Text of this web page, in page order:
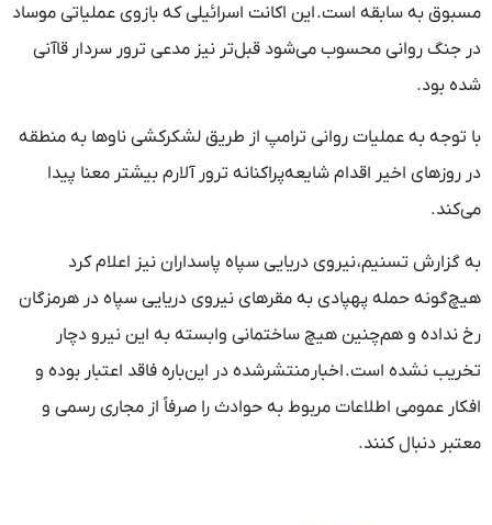
مسبوق به سابقه است. این اکانت اسرائیلی که بازوی عملیاتی موساد
در جنگ روانی محسوب می‌شود قبل‌تر نیز مدعی ترور سردار قاآنی
شده بود.
با توجه به عملیات روانی ترامپ از طریق لشکرکشی ناوها به منطقه
در روزهای اخیر اقدام شایعه‌پراکنانه ترور آلارم بیشتر معنا پیدا
می‌کند.
به گزارش تسنیم، نیروی دریایی سپاه پاسداران نیز اعلام کرد
هیچ‌گونه حمله پهپادی به مقرهای نیروی دریایی سپاه در هرمزگان
رخ نداده و هم‌چنین هیچ ساختمانی وابسته به این نیرو دچار
تخریب نشده است. اخبار منتشرشده در این‌باره فاقد اعتبار بوده و
افکار عمومی اطلاعات مربوط به حوادث را صرفاً از مجاری رسمی و
معتبر دنبال کنند.